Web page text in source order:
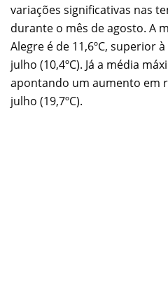
variações significativas nas
durante o mês de agosto. A
Alegre é de 11,6ºC, superior
julho (10,4ºC). Já a média
apontando um aumento em
julho (19,7ºC).